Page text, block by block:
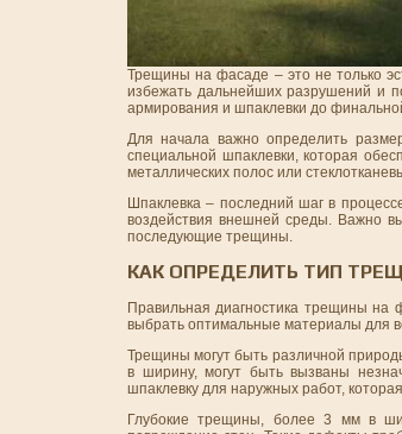
Трещины на фасаде – это не только
избежать дальнейших разрушений и
армирования и шпаклевки до
Для начала важно определить
специальной шпаклевки, которая
металлических полос или
Шпаклевка – последний шаг в
воздействия внешней среды. Важно
последующие трещины.
КАК ОПРЕДЕЛИТЬ ТИП
Правильная диагностика трещины на
выбрать оптимальные материалы для
Трещины могут быть различной
в ширину, могут быть вызваны
шпаклевку для наружных работ,
Глубокие трещины, более 3 мм в